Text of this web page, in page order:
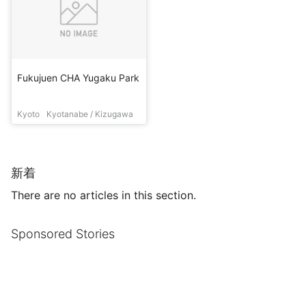
Fukujuen CHA Yugaku Park
Kyoto Kyotanabe / Kizugawa
新着
There are no articles in this section.
Sponsored Stories